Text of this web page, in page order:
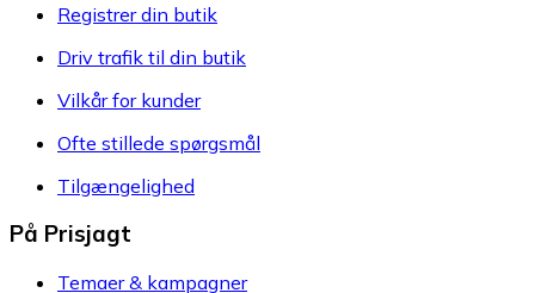
Registrer din butik
Driv trafik til din butik
Vilkår for kunder
Ofte stillede spørgsmål
Tilgængelighed
På Prisjagt
Temaer & kampagner